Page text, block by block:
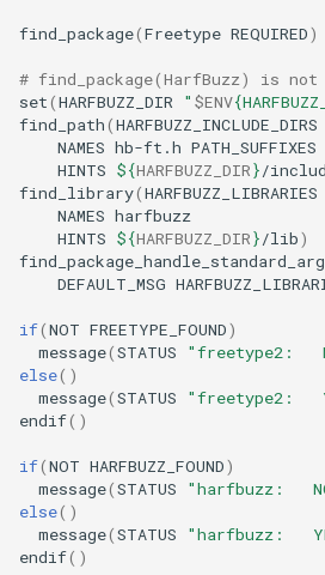
find_package(Freetype REQUIRED)
# find_package(HarfBuzz) is not
set(HARFBUZZ_DIR " $ENV
find_path(
NAMES hb-ft.h PATH_SUFFIXES
HINTS ${HARFBUZZ_DIR}/
find_library(
NAMES
HINTS ${HARFBUZZ_DIR}/lib)
DEFAULT_MSG
if(NOT FREETYPE_FOUND)
message(STATUS "freetype2:
else()
message(STATUS "freetype2:
endif()
if(NOT HARFBUZZ_FOUND)
message(STATUS "harfbuzz:
else()
message(STATUS "harfbuzz:
endif()